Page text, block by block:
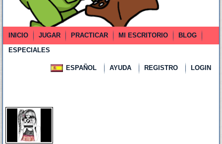
INICIO JUGAR PRACTICAR MI ESCRITORIO
BLOG
ESPECIALES
ESPAÑOL AYUDA REGISTRO LOGIN